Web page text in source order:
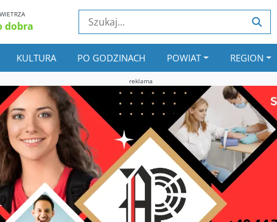
dobra
KULTURA PO GODZINACH POWIAT REGION
reklama